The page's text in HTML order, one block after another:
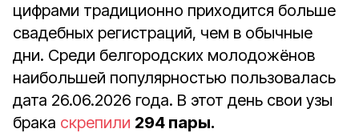
цифрами традиционно приходится больше
свадебных регистраций, чем в обычные
дни. Среди белгородских молодожёнов
наибольшей популярностью пользовалась
дата 26.06.2026 года. В этот день свои узы
брака скрепили 294 пары.